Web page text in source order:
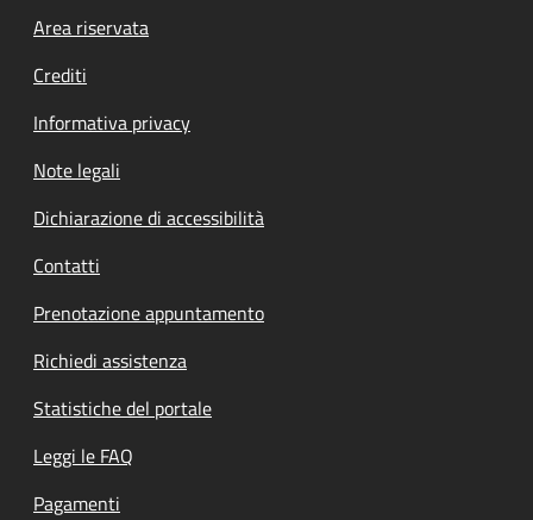
Footer menu
Area riservata
Crediti
Informativa privacy
Note legali
Dichiarazione di accessibilità
Contatti
Prenotazione appuntamento
Richiedi assistenza
Statistiche del portale
Leggi le FAQ
Pagamenti